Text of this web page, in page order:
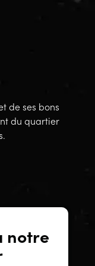
de ses bons
du quartier
notre